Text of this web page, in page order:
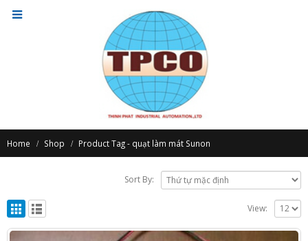
Home Shop Product Tag - quạt làm mát Sunon
Sort By:
View: